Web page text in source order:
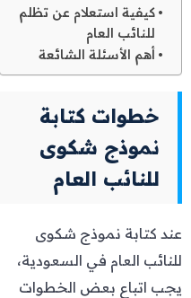
كيفية استعلام عن تظلم
للنائب العام
أهم الأسئلة الشائعة
خطوات كتابة
نموذج شكوى
للنائب العام
عند كتابة نموذج شكوى
للنائب العام في السعودية،
يجب اتباع بعض الخطوات